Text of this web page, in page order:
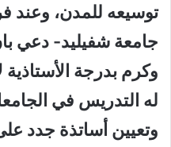
توسيعه للمدن، وعند
جامعة شفيليد- دعي
وكرم بدرجة
له التدريس في
وتعيين أساتذة جدد